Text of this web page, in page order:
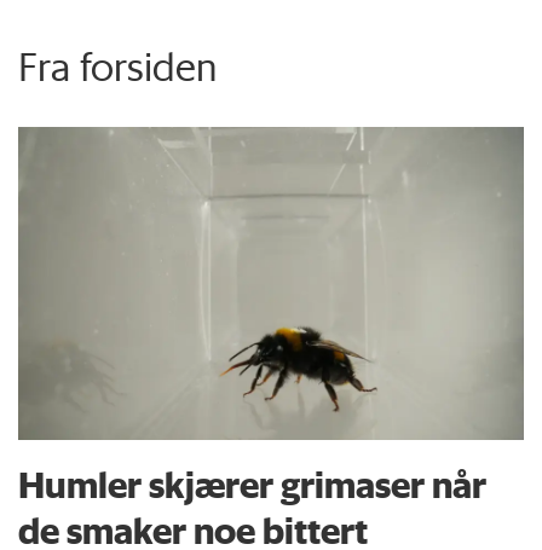
Fra forsiden
Humler skjærer grimaser når
de smaker noe bittert